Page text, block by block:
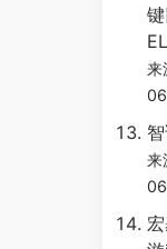
来
来